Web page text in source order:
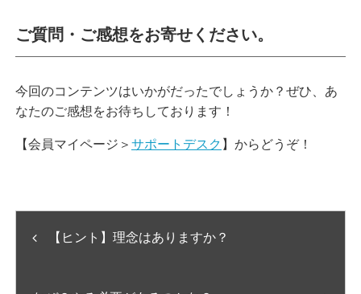
ご質問・ご感想をお寄せください。
今回のコンテンツはいかがだったでしょうか？ぜひ、あ
なたのご感想をお待ちしております！
【会員マイページ＞ サポートデスク 】からどうぞ！
【ヒント】理念はありますか？